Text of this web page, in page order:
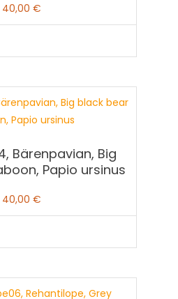
40,00 €
Bärenpavian, Big
Papio ursinus
40,00 €